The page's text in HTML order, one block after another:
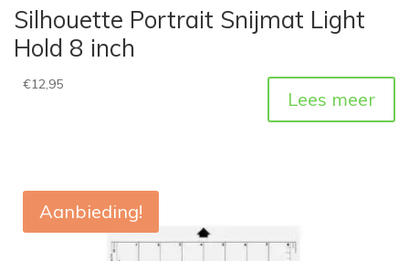
Silhouette Portrait Snijmat Light
Hold 8 inch
€12,95
Lees meer
Aanbieding!